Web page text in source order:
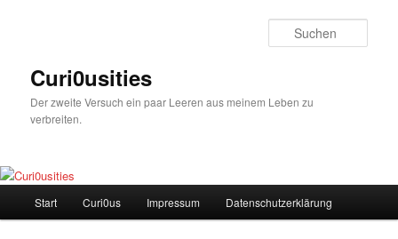
Curi0usities
Der zweite Versuch ein paar Leeren aus meinem Leben zu
verbreiten.
Start Curi0us Impressum Datenschutzerklärung